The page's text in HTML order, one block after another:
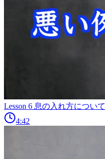
Lesson 6 息の入れ方について
4:42